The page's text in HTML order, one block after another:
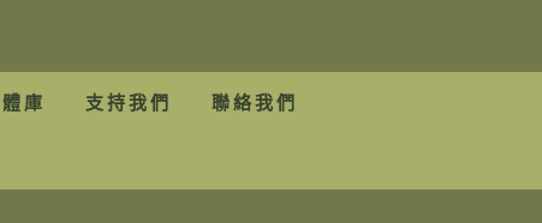
庫 支持我們 聯絡我們